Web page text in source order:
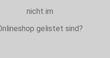
nicht im
gelistet sind?